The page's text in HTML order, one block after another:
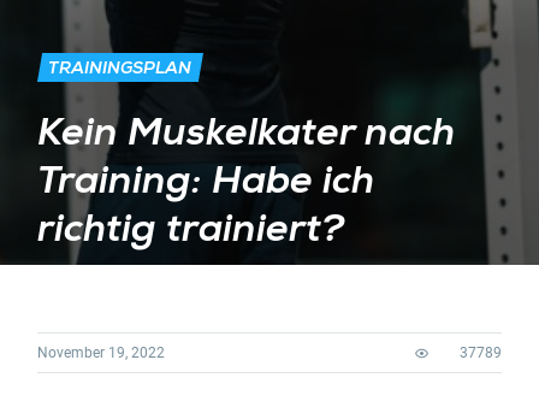
TRAININGSPLAN
Kein Muskelkater nach
Training: Habe ich
richtig trainiert?
November 19, 2022 37789